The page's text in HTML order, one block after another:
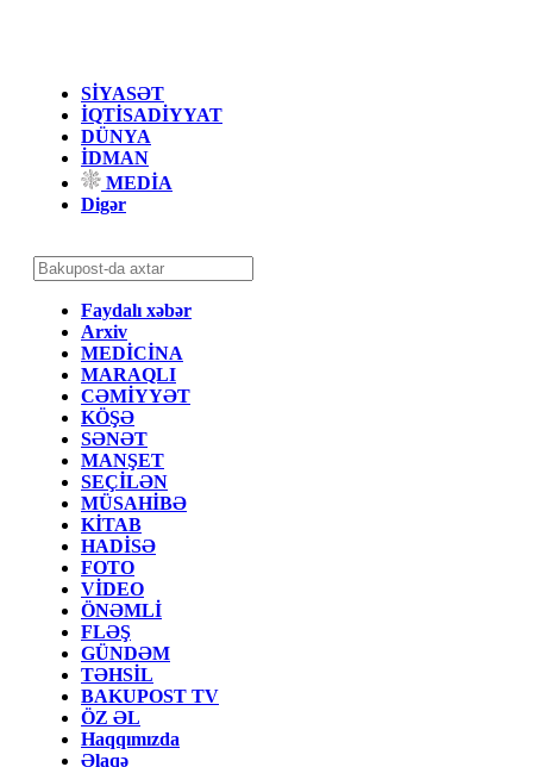
SİYASƏT
İQTİSADİYYAT
DÜNYA
İDMAN
MEDİA
Digər
Faydalı xəbər
Arxiv
MEDİCİNA
MARAQLI
CƏMİYYƏT
KÖŞƏ
SƏNƏT
MANŞET
SEÇİLƏN
MÜSAHİBƏ
KİTAB
HADİSƏ
FOTO
VİDEO
ÖNƏMLİ
FLƏŞ
GÜNDƏM
TƏHSİL
BAKUPOST TV
ÖZ ƏL
Haqqımızda
Əlaqə